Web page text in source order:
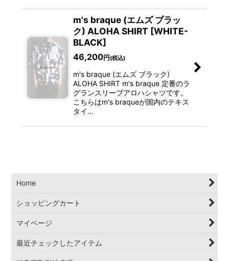
m's braque (エムズ ブラッ
ク) ALOHA SHIRT [WHITE-
BLACK]
46,200円 (税込)
m's braque (エムズ ブラック)
ALOHA SHIRT m's braque 定番のラ
グランスリーブアロハシャツです。
こちらはm's braqueが国内のテキス
タイ…
Home
ショッピングカート
マイページ
最近チェックしたアイテム